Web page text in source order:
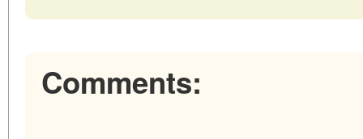
Comments: